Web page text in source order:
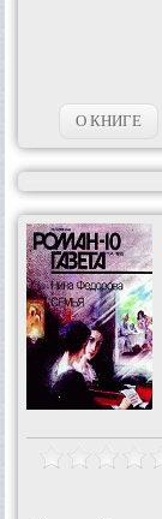
О КНИГЕ